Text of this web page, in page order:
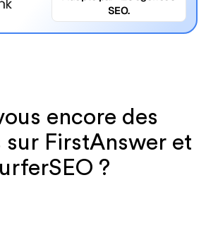
SEO.
encore des
sur FirstAnswer et
?